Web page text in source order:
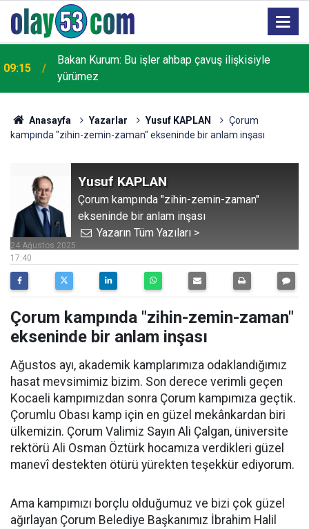
09:15
Bakan Kurum: Bu işler ahbap çavuş ilişkisiyle
yürümez
Anasayfa Yazarlar Yusuf KAPLAN
Çorum
kampında "zihin-zemin-zaman" ekseninde bir anlam inşası
Yusuf KAPLAN
Çorum kampında "zihin-zemin-zaman"
ekseninde bir anlam inşası
Yazarın Tüm Yazıları >
17:40
24 Ağustos 2025
Çorum kampında "zihin-zemin-zaman"
ekseninde bir anlam inşası
Ağustos ayı, akademik kamplarımıza odaklandığımız
hasat mevsimimiz bizim. Son derece verimli geçen
Kocaeli kampımızdan sonra Çorum kampımıza geçtik.
Çorumlu Obası kamp için en güzel mekânkardan biri
ülkemizin. Çorum Valimiz Sayın Ali Çalgan, üniversite
rektörü Ali Osman Öztürk hocamıza verdikleri güzel
manevî destekten ötürü yürekten teşekkür ediyorum.
Ama kampımızı borçlu olduğumuz ve bizi çok güzel
ağırlayan Çorum Belediye Başkanımız İbrahim Halil